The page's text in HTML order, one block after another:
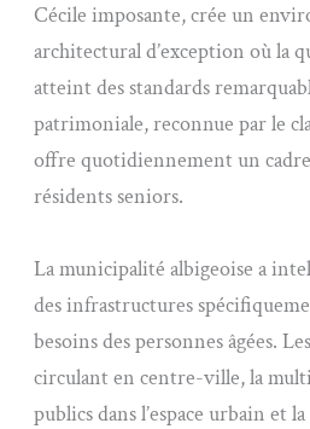
Cécile imposante, crée un
architectural d’exception où la
atteint des standards
patrimoniale, reconnue par le
offre quotidiennement un
résidents seniors.
La municipalité albigeoise a
des infrastructures
besoins des personnes âgées.
circulant en centre-ville, la
publics dans l’espace urbain et